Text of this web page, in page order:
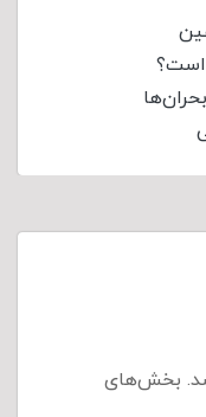
است؟
بخش‌های